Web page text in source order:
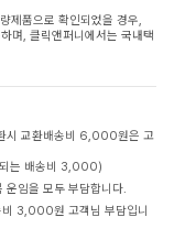
제품으로 확인되었을 경우,
며, 클릭앤퍼니에서는 국내택
시 교환배송비 6,000원은 고
는 배송비 3,000)
임을 모두 부담합니다.
비 3,000원 고객님 부담입니